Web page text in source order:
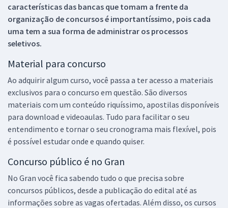
características das bancas que tomam a frente da
organização de concursos é importantíssimo, pois cada
uma tem a sua forma de administrar os processos
seletivos.
Material para concurso
Ao adquirir algum curso, você passa a ter acesso a materiais
exclusivos para o concurso em questão. São diversos
materiais com um conteúdo riquíssimo, apostilas disponíveis
para download e videoaulas. Tudo para facilitar o seu
entendimento e tornar o seu cronograma mais flexível, pois
é possível estudar onde e quando quiser.
Concurso público é no Gran
No Gran você fica sabendo tudo o que precisa sobre
concursos públicos, desde a publicação do edital até as
informações sobre as vagas ofertadas. Além disso, os cursos